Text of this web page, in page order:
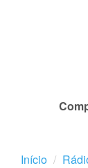
Início